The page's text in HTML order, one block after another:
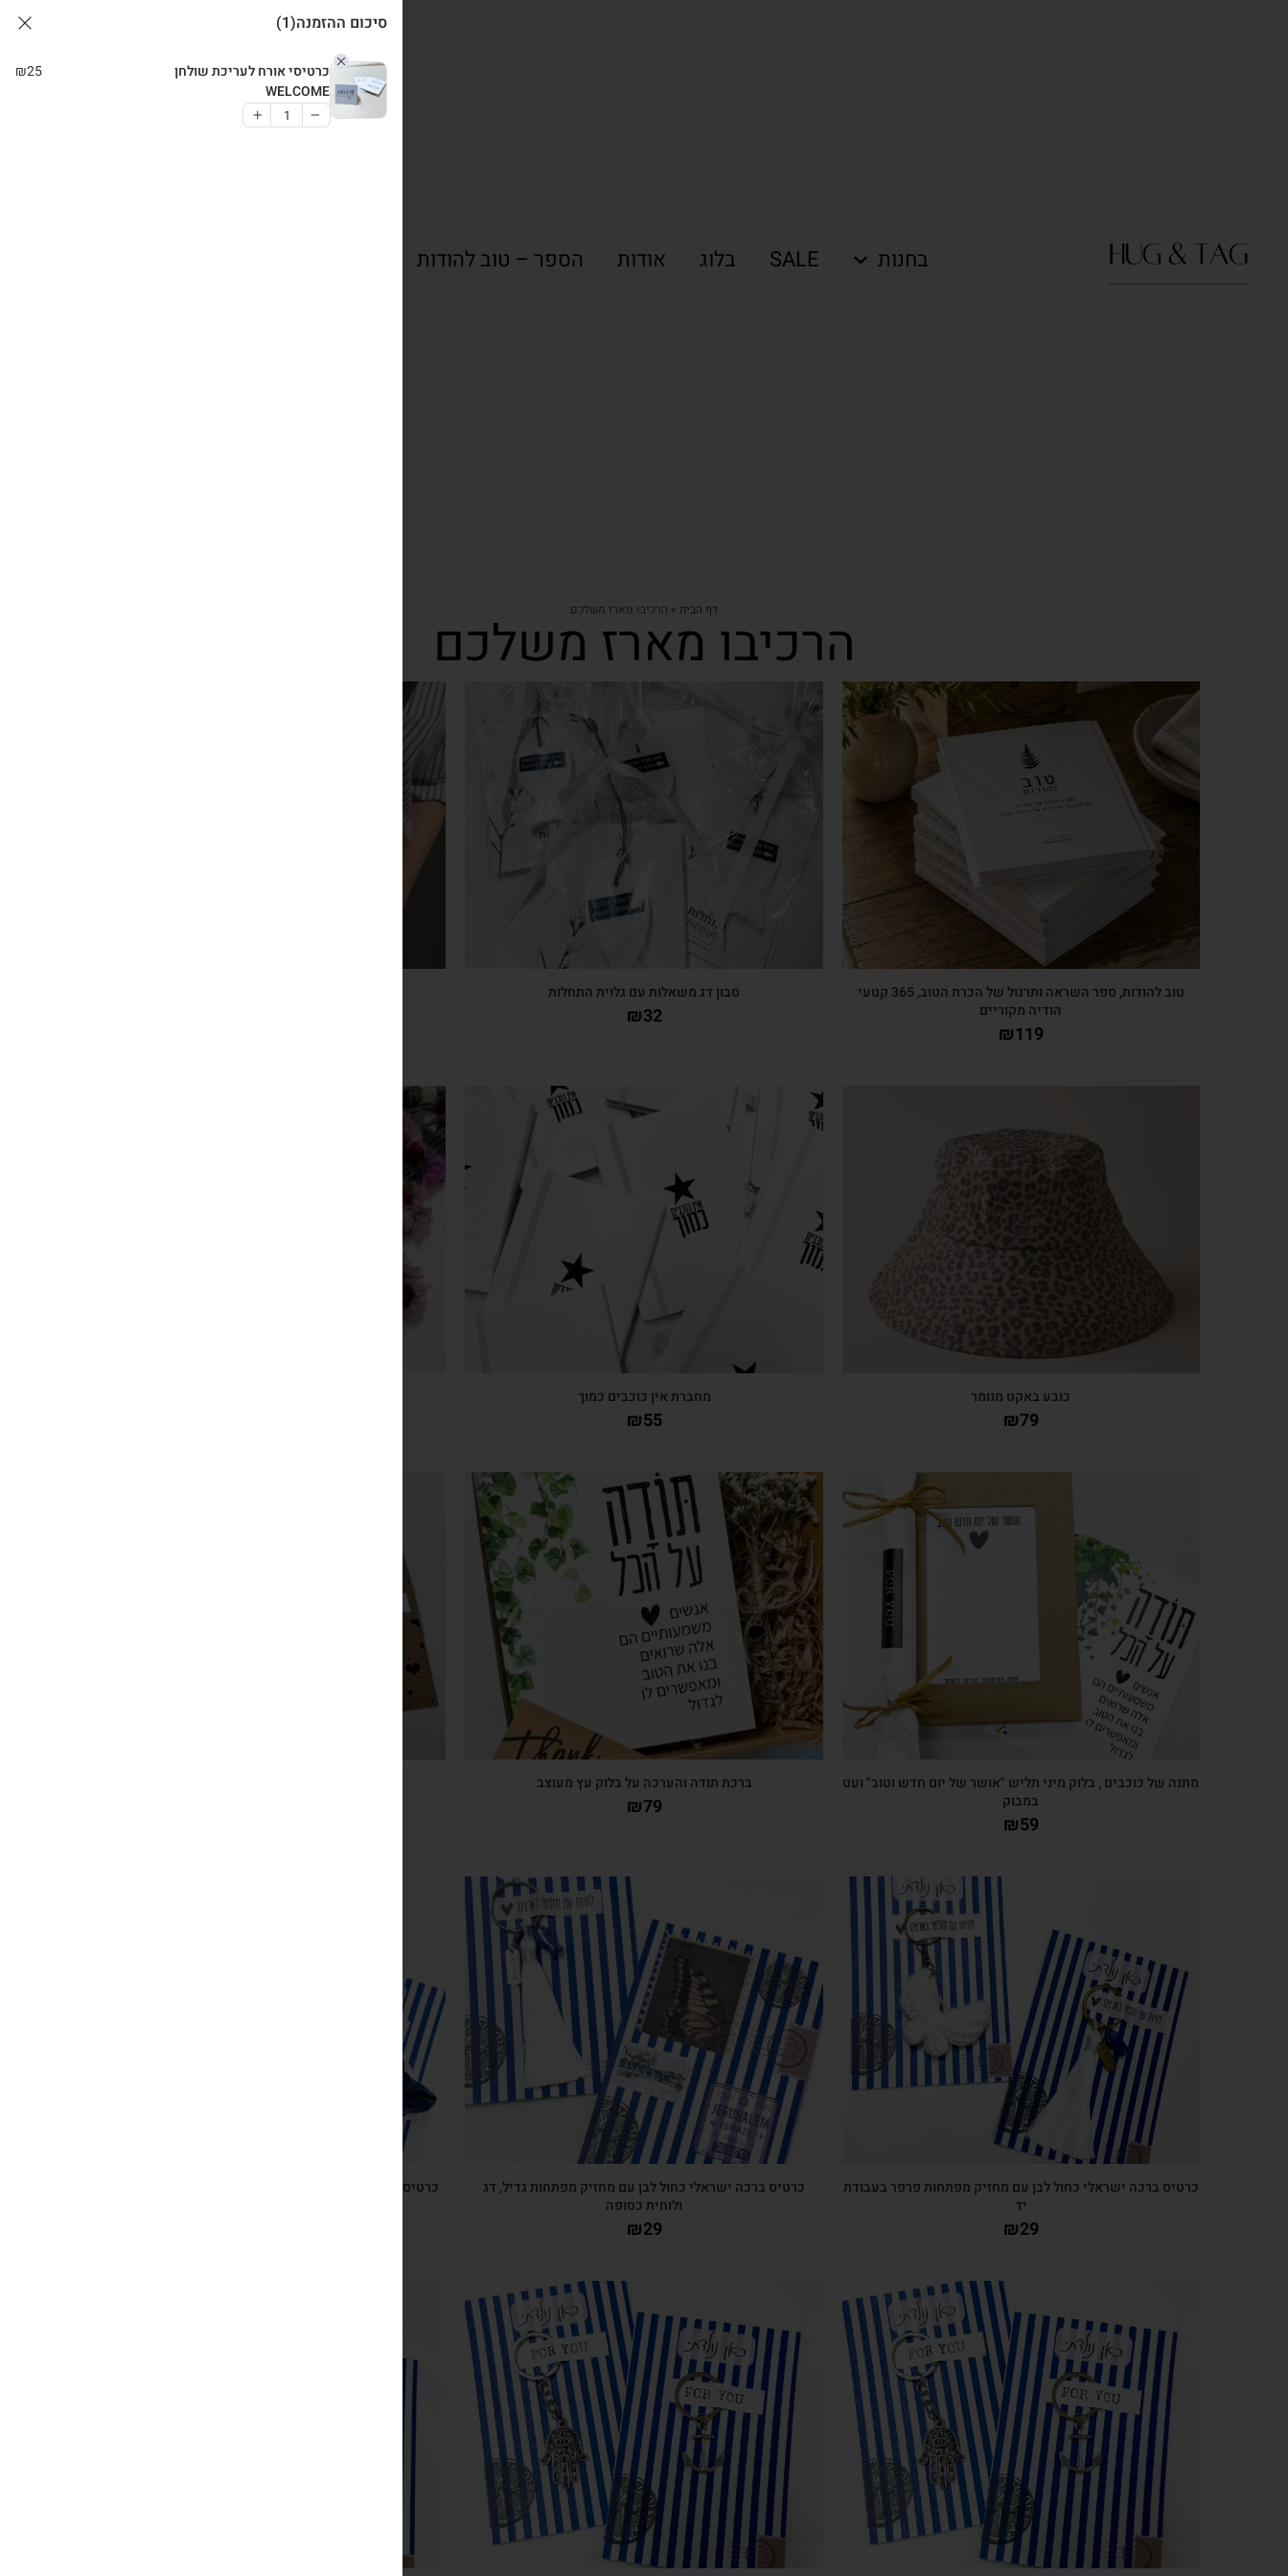
בחנות SALE בלוג אודות הספר – טוב להודות
דף הבית » הרכיבו מארז משלכם
הרכיבו מארז משלכם
צפייה מהירה
טוב להודות, ספר השראה ותרגול של הכרת הטוב, 365 קטעי
הודיה מקוריים
₪119
סבון דג משאלות עם גלוית התחלות
₪32
כובע באקט מנומר
₪79
מחברת אין כוכבים כמוך
₪55
מתנה של כוכבים , בלוק מיני תליש "אושר של יום חדש וטוב" ועט
במבוק
₪59
צפייה מהירה
ברכת תודה והערכה על בלוק עץ מעוצב
₪79
צפייה מהירה
כרטיס ברכה ישראלי כחול לבן עם מחזיק מפתחות פרפר בעבודת
יד
₪29
צפייה מהירה
כרטיס ברכה ישראלי כחול לבן עם מחזיק מפתחות גדיל, דג
ולוחית כסופה
₪29
כרטיס ברכה ישראלי כחול לבן עם גומיות שיער חגיגיות בצבעי
צפייה מהירה צפייה מהירה
סיכום ההזמנה(1)
כרטיסי אורח לעריכת שולחן
WELCOME
₪25